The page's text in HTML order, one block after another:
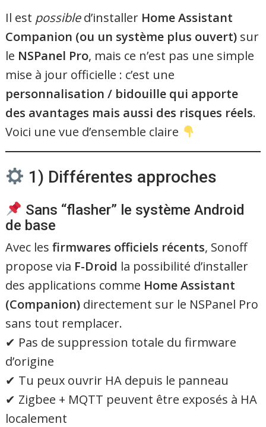
Il est possibled’installer Home Assistant
Companion (ou un système plus ouvert) sur
le NSPanel Pro, mais ce n’est pas une simple
mise à jour officielle : c’est une
personnalisation / bidouille qui apporte
des avantages mais aussi des risques réels.
Voici une vue d’ensemble claire
1) Différentes approches
Sans “flasher” le système Android
de base
Avec lesfirmwares officiels récents, Sonoff
propose via F-Droid la possibilité d’installer
des applications comme Home Assistant
(Companion) directement sur le NSPanel Pro
sans tout remplacer.
✔ Pas de suppression totale du firmware
d’origine
✔ Tu peux ouvrir HA depuis le panneau
✔ Zigbee + MQTT peuvent être exposés à HA
localement